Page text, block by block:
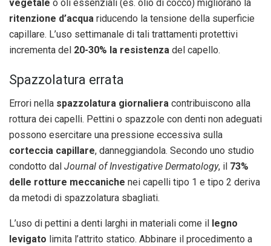
vegetale o oli essenziali (es. olio di cocco) migliorano la
ritenzione d’acqua riducendo la tensione della superficie
capillare. L’uso settimanale di tali trattamenti protettivi
incrementa del 20-30% la resistenza del capello.
Spazzolatura errata
Errori nella spazzolatura giornaliera contribuiscono alla
rottura dei capelli. Pettini o spazzole con denti non adeguati
possono esercitare una pressione eccessiva sulla
corteccia capillare, danneggiandola. Secondo uno studio
condotto dal Journal of Investigative Dermatology, il 73%
delle rotture meccaniche nei capelli tipo 1 e tipo 2 deriva
da metodi di spazzolatura sbagliati.
L’uso di pettini a denti larghi in materiali come il legno
levigato limita l’attrito statico. Abbinare il procedimento a